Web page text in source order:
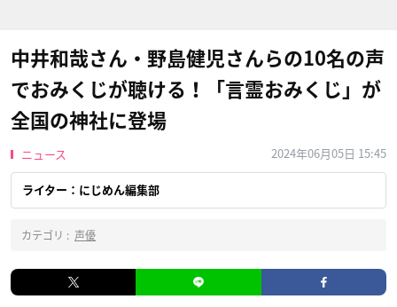
中井和哉さん・野島健児さんらの10名の声
でおみくじが聴ける！「言霊おみくじ」が
全国の神社に登場
ニュース 2024年06月05日 15:45
ライター：にじめん編集部
カテゴリ : 声優